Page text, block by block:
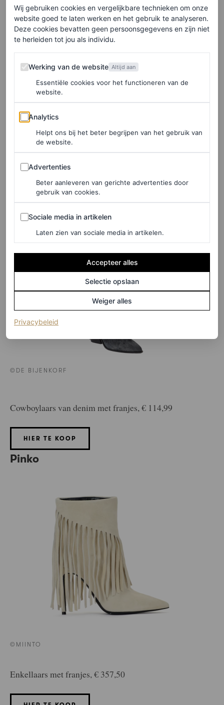
©MIINTO
Laars met franjes, € 469,50
HIER TE KOOP
Steve Madden
©DE BIJENKORF
Cowboylaars van denim met franjes, € 114,99
HIER TE KOOP
Pinko
©MIINTO
Enkellaars met franjes, € 357,50
Wij gebruiken cookies en vergelijkbare technieken om onze
website goed te laten werken en het gebruik te analyseren.
Deze cookies bevatten geen persoonsgegevens en zijn niet
te herleiden tot jou als individu.
Werking van de website
Werking van de website Altijd aan
Essentiële cookies voor het functioneren van de
website.
Analytics
Analytics
Helpt ons bij het beter begrijpen van het gebruik van
de website.
Advertenties
Advertenties
Beter aanleveren van gerichte advertenties door
gebruik van cookies.
Sociale media in artikelen
Sociale media in artikelen
Laten zien van sociale media in artikelen.
Accepteer alles
Selectie opslaan
Weiger alles
Privacybeleid